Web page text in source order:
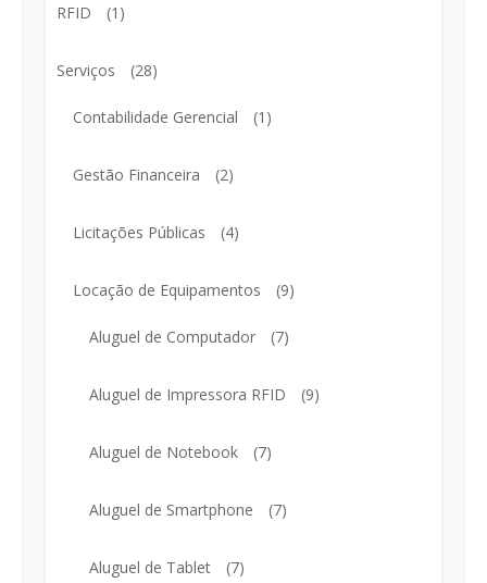
RFID (1)
Serviços (28)
Contabilidade Gerencial (1)
Gestão Financeira (2)
Licitações Públicas (4)
Locação de Equipamentos (9)
Aluguel de Computador (7)
Aluguel de Impressora RFID (9)
Aluguel de Notebook (7)
Aluguel de Smartphone (7)
Aluguel de Tablet (7)